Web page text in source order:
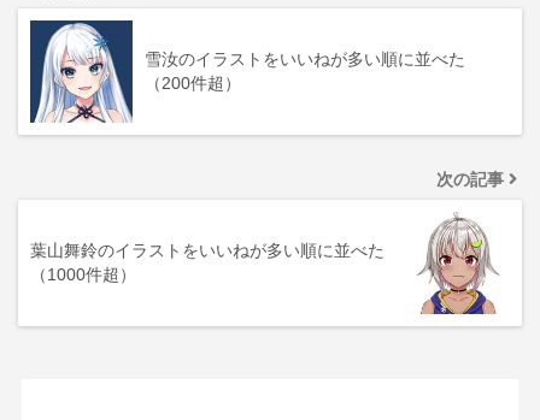
雪汝のイラストをいいねが多い順に並べた
（200件超）
次の記事
葉山舞鈴のイラストをいいねが多い順に並べた
（1000件超）